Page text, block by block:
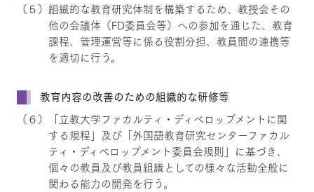
（５）組織的な教育研究体制を構築するため、教授会その
他の会議体（FD委員会等）への参加を通じた、教育
課程、管理運営等に係る役割分担、教員間の連携等
を適切に行う。
教育内容の改善のための組織的な研修等
（６）「立教大学ファカルティ・ディベロップメントに関
する規程」及び「外国語教育研究センターファカル
ティ・ディベロップメント委員会規則」に基づき、
個々の教員及び教員組織としての様々な活動全般に
関わる能力の開発を行う。